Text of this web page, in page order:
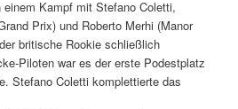
Kampf mit Stefano Coletti,
Prix) und Roberto Merhi (Manor
britische Rookie schließlich
Piloten war es der erste Podestplatz
Stefano Coletti komplettierte das